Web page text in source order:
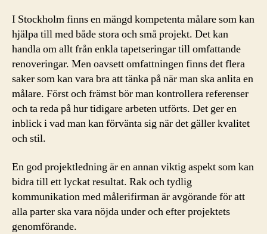
I Stockholm finns en mängd kompetenta målare som kan
hjälpa till med både stora och små projekt. Det kan
handla om allt från enkla tapetseringar till omfattande
renoveringar. Men oavsett omfattningen finns det flera
saker som kan vara bra att tänka på när man ska anlita en
målare. Först och främst bör man kontrollera referenser
och ta reda på hur tidigare arbeten utförts. Det ger en
inblick i vad man kan förvänta sig när det gäller kvalitet
och stil.
En god projektledning är en annan viktig aspekt som kan
bidra till ett lyckat resultat. Rak och tydlig
kommunikation med målerifirman är avgörande för att
alla parter ska vara nöjda under och efter projektets
genomförande.